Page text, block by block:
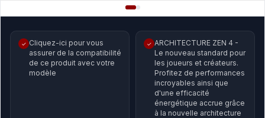
✓ Cliquez-ici pour vous
assurer de la compatibilité
de ce produit avec votre
modèle
✓ ARCHITECTURE ZEN 4 -
Le nouveau standard pour
les joueurs et créateurs.
Profitez de performances
incroyables ainsi que
d'une efficacité
énergétique accrue grâce
à la nouvelle architecture